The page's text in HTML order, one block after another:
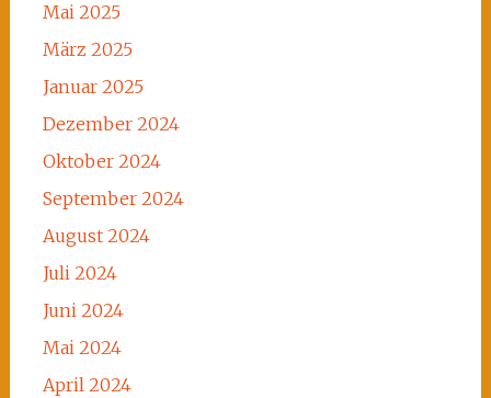
Mai 2025
März 2025
Januar 2025
Dezember 2024
Oktober 2024
September 2024
August 2024
Juli 2024
Juni 2024
Mai 2024
April 2024